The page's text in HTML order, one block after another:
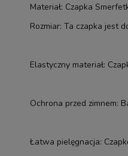
Materiał: Czapka
Rozmiar: Ta czapka jest
Elastyczny materiał:
Ochrona przed zimnem:
Łatwa pielęgnacja: